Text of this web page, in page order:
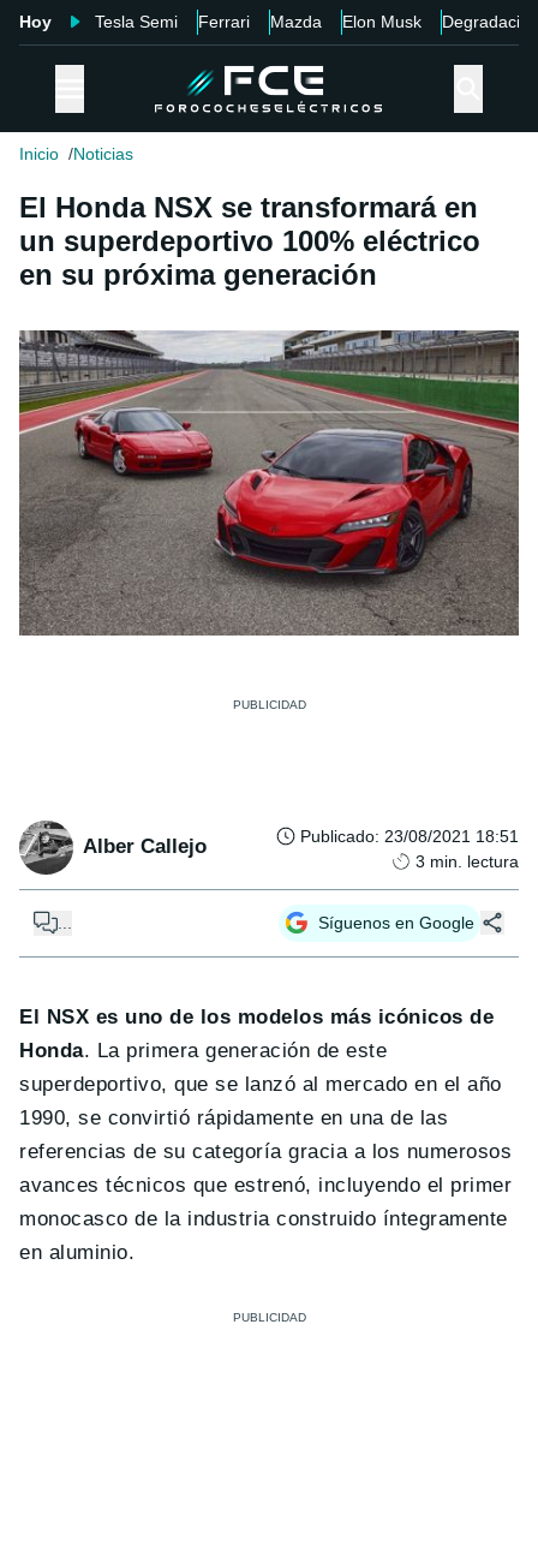
Hoy Tesla Semi Ferrari Mazda Elon Musk Degradación
Inicio Noticias
El Honda NSX se transformará en
un superdeportivo 100% eléctrico
en su próxima generación
Alber Callejo Publicado: 23/08/2021 18:51
3 min. lectura
Síguenos en Google
El NSX es uno de los modelos más icónicos de
Honda. La primera generación de este
superdeportivo, que se lanzó al mercado en el año
1990, se convirtió rápidamente en una de las
referencias de su categoría gracia a los numerosos
avances técnicos que estrenó, incluyendo el primer
monocasco de la industria construido íntegramente
en aluminio.